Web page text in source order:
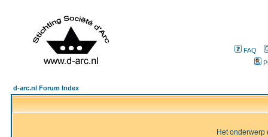
FAQ
d-arc.nl Forum Index
Het onderwerp